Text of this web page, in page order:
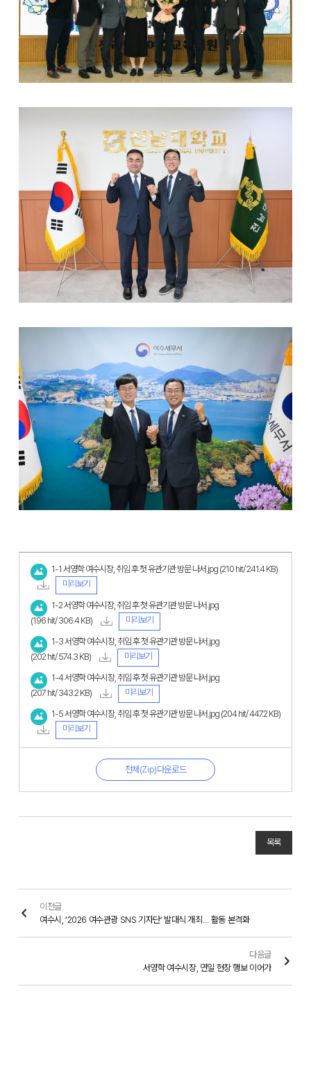
1-1 서영학 여수시장, 취임 후 첫 유관기관 방문 나서.jpg (210 hit/ 241.4 KB)
미리보기
1-2 서영학 여수시장, 취임 후 첫 유관기관 방문 나서.jpg
(196 hit/ 306.4 KB)
미리보기
1-3 서영학 여수시장, 취임 후 첫 유관기관 방문 나서.jpg
(202 hit/ 574.3 KB)
미리보기
1-4 서영학 여수시장, 취임 후 첫 유관기관 방문 나서.jpg
(207 hit/ 343.2 KB)
미리보기
1-5 서영학 여수시장, 취임 후 첫 유관기관 방문 나서.jpg (204 hit/ 447.2 KB)
미리보기
전체(Zip)다운로드
목록
이전글
여수시, ‘2026 여수관광 SNS 기자단’ 발대식 개최… 활동 본격화
다음글
서영학 여수시장, 연일 현장 행보 이어가